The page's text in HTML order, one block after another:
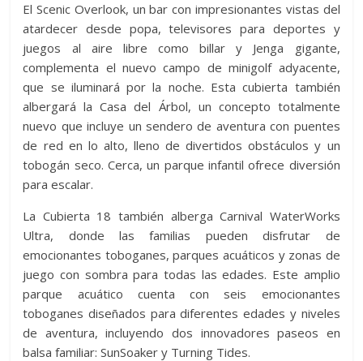
El Scenic Overlook, un bar con impresionantes vistas del
atardecer desde popa, televisores para deportes y
juegos al aire libre como billar y Jenga gigante,
complementa el nuevo campo de minigolf adyacente,
que se iluminará por la noche. Esta cubierta también
albergará la Casa del Árbol, un concepto totalmente
nuevo que incluye un sendero de aventura con puentes
de red en lo alto, lleno de divertidos obstáculos y un
tobogán seco. Cerca, un parque infantil ofrece diversión
para escalar.
La Cubierta 18 también alberga Carnival WaterWorks
Ultra, donde las familias pueden disfrutar de
emocionantes toboganes, parques acuáticos y zonas de
juego con sombra para todas las edades. Este amplio
parque acuático cuenta con seis emocionantes
toboganes diseñados para diferentes edades y niveles
de aventura, incluyendo dos innovadores paseos en
balsa familiar: SunSoaker y Turning Tides.